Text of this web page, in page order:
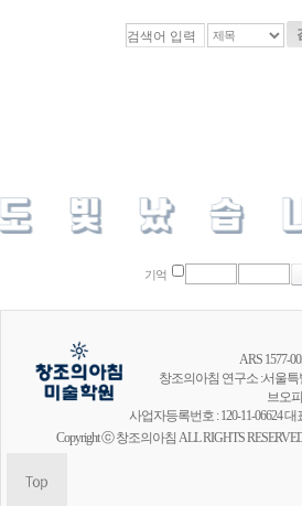
기억
ARS 1577-
창조의아침 연구소 :서울
브오
사업자등록번호 : 120-11-06624 대
Copyright ⓒ 창조의아침 ALL RIGHTS